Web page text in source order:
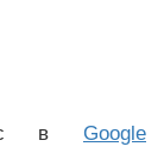
в Google